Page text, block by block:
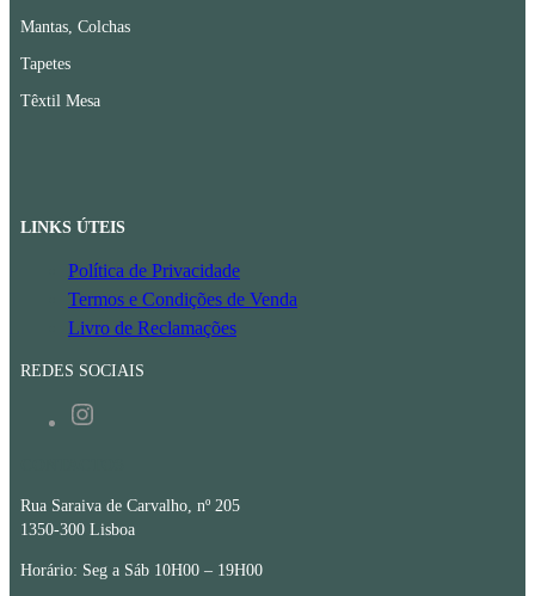
Mantas, Colchas
Tapetes
Têxtil Mesa
LINKS ÚTEIS
Política de Privacidade
Termos e Condições de Venda
Livro de Reclamações
REDES SOCIAIS
Rua Saraiva de Carvalho, nº 205
1350-300 Lisboa
Horário: Seg a Sáb 10H00 – 19H00